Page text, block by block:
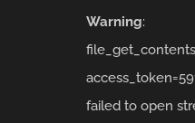
Warning:
failed to open